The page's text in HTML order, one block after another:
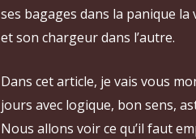
ses bagages dans la panique la
et son chargeur dans l’autre.
Dans cet article, je vais vous
jours avec logique, bon sens,
Nous allons voir ce qu’il faut